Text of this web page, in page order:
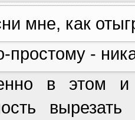
мне, как
простому -
в этом